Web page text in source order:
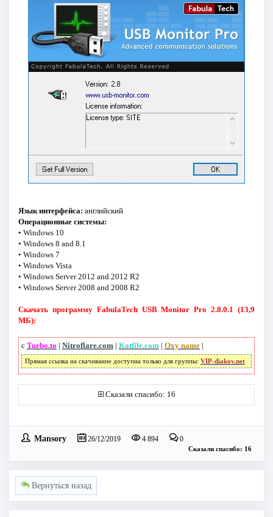
Язык интерфейса: английский
Операционные системы:
• Windows 10
• Windows 8 and 8.1
• Windows 7
• Windows Vista
• Windows Server 2012 and 2012 R2
• Windows Server 2008 and 2008 R2
Скачать программу FabulaTech USB Monitor Pro 2.8.0.1 (13,9
МБ):
с Turbo.to | Nitroflare.com | Katfile.com | Oxy name|
Прямая ссылка на скачивание доступна только для группы: VIP-diakov.net
Сказали спасибо: 16
Mansory 26/12/2019 4 894 0
Сказали спасибо: 16
Вернуться назад